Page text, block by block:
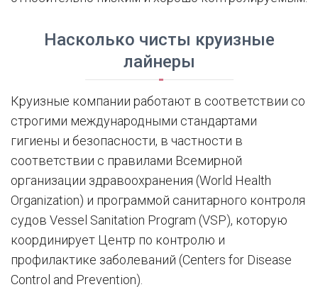
Насколько чисты круизные
лайнеры
Круизные компании работают в соответствии со
строгими международными стандартами
гигиены и безопасности, в частности в
соответствии с правилами Всемирной
организации здравоохранения (World Health
Organization) и программой санитарного контроля
судов Vessel Sanitation Program (VSP), которую
координирует Центр по контролю и
профилактике заболеваний (Centers for Disease
Control and Prevention).